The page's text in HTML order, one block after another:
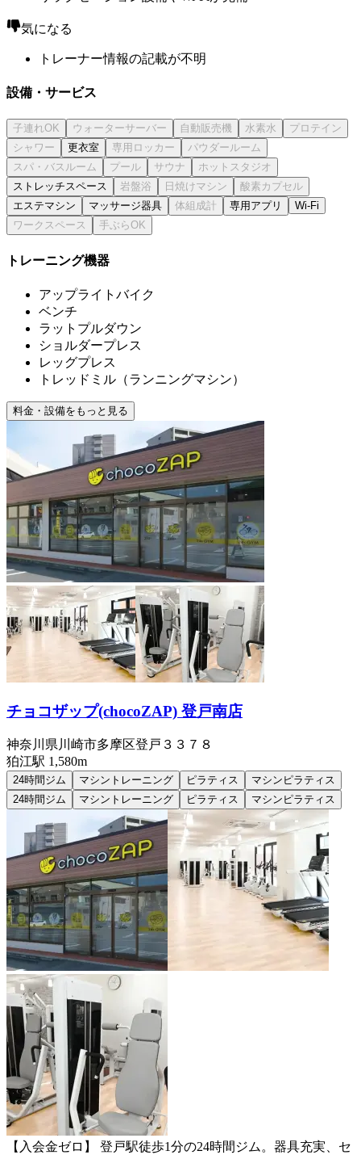
気になる
トレーナー情報の記載が不明
設備・サービス
更衣室
ストレッチスペース
エステマシン
マッサージ器具 専用アプリ Wi-Fi
トレーニング機器
アップライトバイク
ベンチ
ラットプルダウン
ショルダープレス
レッグプレス
トレッドミル（ランニングマシン）
料金・設備をもっと見る
チョコザップ(chocoZAP) 登戸南店
神奈川県川崎市多摩区登戸３３７８
狛江駅 1,580m
24時間ジム マシントレーニング ピラティス
マシンピラティス
24時間ジム
マシントレーニング ピラティス マシンピラティス
【入会金ゼロ】 登戸駅徒歩1分の24時間ジム。器具充実、セ